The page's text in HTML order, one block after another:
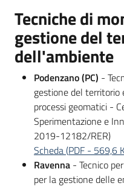
Tecniche di
gestione del
dell'ambiente
Podenzano (PC) -
gestione del territorio
processi geomatici -
Sperimentazione e
2019-12182/RER)
Scheda(PDF - 569,6
Ravenna - Tecnico
per la gestione delle